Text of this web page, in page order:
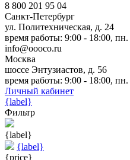
8 800 201 95 04
Санкт-Петербург
ул. Политехническая, д. 24
время работы: 9:00 - 18:00, пн.
info@oooco.ru
Москва
шоссе Энтузиастов, д. 56
время работы: 9:00 - 18:00, пн.
Личный кабинет
{label}
Фильтр
{label}
{label}
{price}